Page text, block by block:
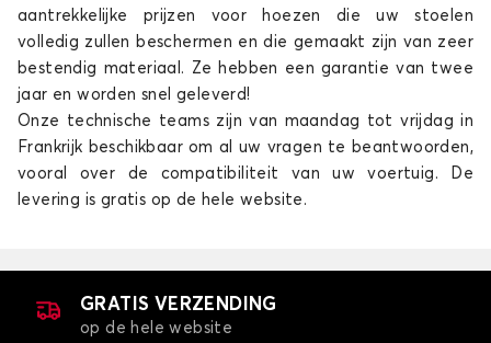
aantrekkelijke prijzen voor hoezen die uw stoelen
volledig zullen beschermen en die gemaakt zijn van zeer
bestendig materiaal. Ze hebben een garantie van twee
jaar en worden snel geleverd!
Onze technische teams zijn van maandag tot vrijdag in
Frankrijk beschikbaar om al uw vragen te beantwoorden,
vooral over de compatibiliteit van uw voertuig. De
levering is gratis op de hele website.
GRATIS VERZENDING
op de hele website